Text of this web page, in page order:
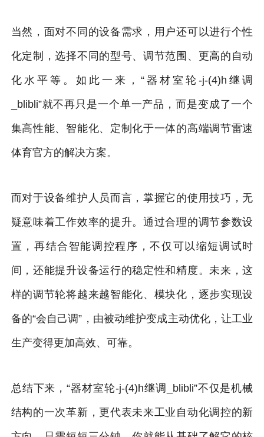
当然，面对不同的设备需求，用户还可以进行个性
化定制，选择不同的型号、调节范围、更高的自动
化水平等。如此一来，“器材室轮-j-(4)h继调
_blibli”就不再只是一个单一产品，而是变成了一个
集高性能、智能化、定制化于一体的高端调节雷速
体育官方的解决方案。
而对于设备维护人员而言，掌握它的使用技巧，无
疑意味着工作效率的提升。通过合理的调节参数设
置，再结合智能调控程序，不仅可以缩短调试时
间，还能提升设备运行的稳定性和精度。未来，这
样的调节轮将越来越智能化、模块化，逐步实现设
备的“会自己调”，由被动维护变成主动优化，让工业
生产变得更加高效、可靠。
总结下来，“器材室轮-j-(4)h继调_blibli”不仅是机械
结构的一次革新，更代表未来工业自动化调控的新